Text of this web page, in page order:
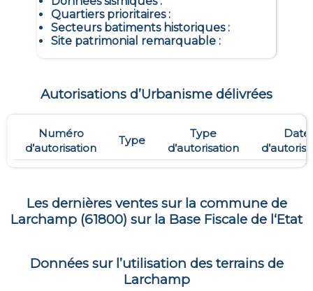
Quartiers prioritaires:
Secteurs batiments historiques:
Site patrimonial remarquable:
Autorisations d’Urbanisme délivrées
Numéro
d’autorisation
Type
Type
d’autorisation
Date
Les dernières ventes sur la commune de
Larchamp (61800) sur la Base Fiscale de l‘Etat
Données sur l’utilisation des terrains de
Larchamp